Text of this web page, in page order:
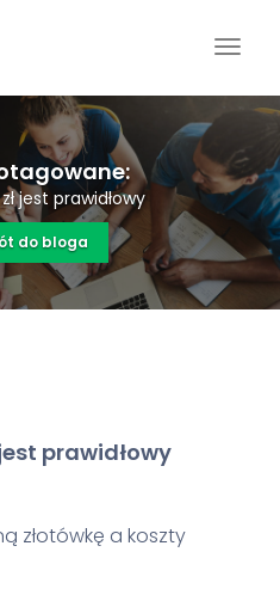
jest prawidłowy
do bloga
prawidłowy
złotówkę a koszty